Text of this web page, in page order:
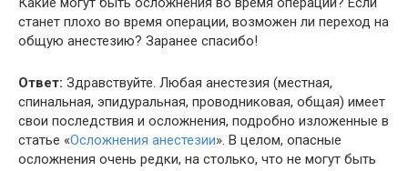
станет плохо во время операции, возможен ли переход на
общую анестезию? Заранее спасибо!
Ответ: Здравствуйте. Любая анестезия (местная,
спинальная, эпидуральная, проводниковая, общая) имеет
свои последствия и осложнения, подробно изложенные в
статье «Осложнения анестезии». В целом, опасные
осложнения очень редки, на столько, что не могут быть